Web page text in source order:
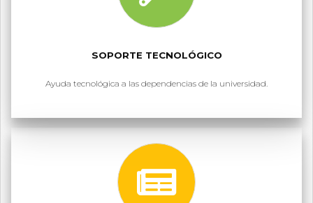
SOPORTE TECNOLÓGICO
Ayuda tecnológica a las dependencias de la universidad.